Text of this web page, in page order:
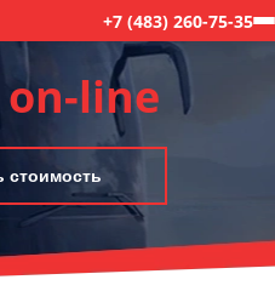
+7 (483) 260-75-35
on-line
стоимость